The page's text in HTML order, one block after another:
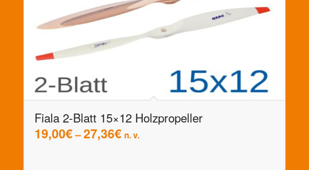
Fiala 2-Blatt 15×12 Holzpropeller
19,00€–27,36€ n. v.